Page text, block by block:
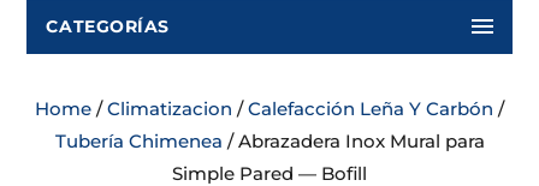
CATEGORÍAS
Home /Climatizacion /Calefacción Leña Y Carbón /
Tubería Chimenea / Abrazadera Inox Mural para
Simple Pared — Bofill